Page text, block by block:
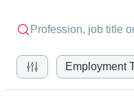
Employment